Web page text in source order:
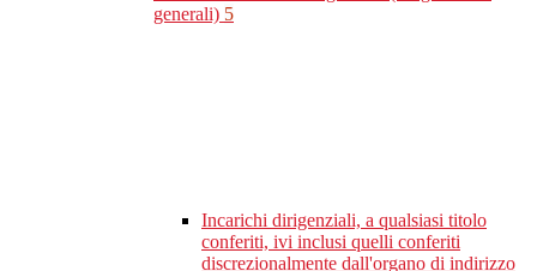
generali) 5
Incarichi dirigenziali, a qualsiasi titolo
conferiti, ivi inclusi quelli conferiti
discrezionalmente dall'organo di indirizzo